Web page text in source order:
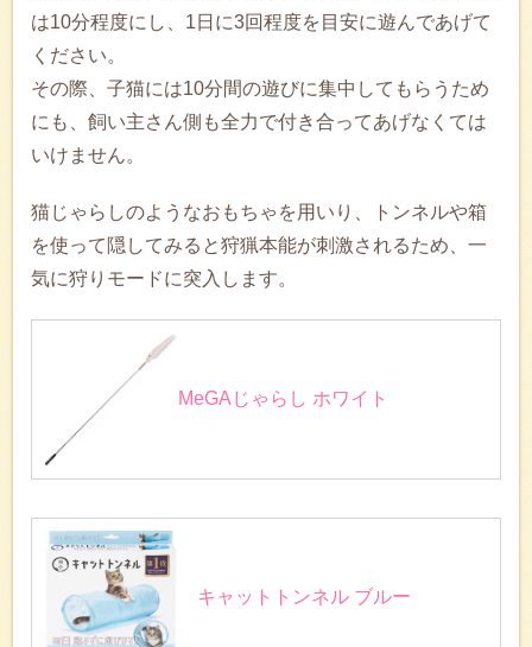
は10分程度にし、1日に3回程度を目安に遊んであげて
ください。
その際、子猫には10分間の遊びに集中してもらうため
にも、飼い主さん側も全力で付き合ってあげなくては
いけません。
猫じゃらしのようなおもちゃを用いり、トンネルや箱
を使って隠してみると狩猟本能が刺激されるため、一
気に狩りモードに突入します。
MeGAじゃらし ホワイト
キャットトンネル ブルー